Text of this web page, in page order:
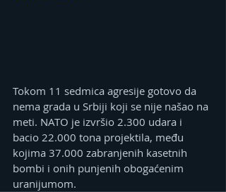
Tokom 11 sedmica agresije gotovo da
nema grada u Srbiji koji se nije našao na
meti. NATO je izvršio 2.300 udara i
bacio 22.000 tona projektila, među
kojima 37.000 zabranjenih kasetnih
bombi i onih punjenih obogaćenim
uranijumom.